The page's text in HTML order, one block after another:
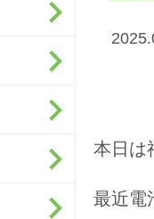
本日は
最近電